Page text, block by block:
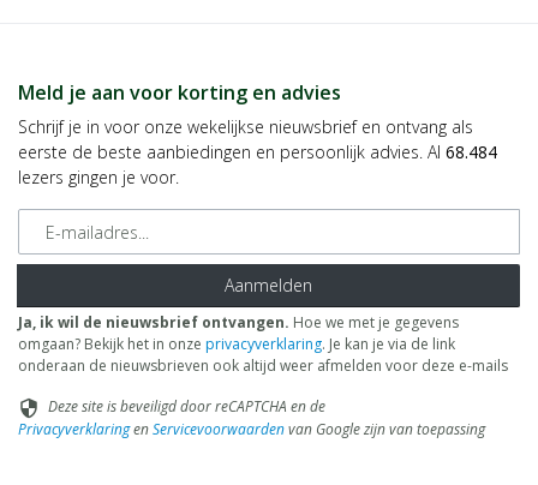
Meld je aan voor korting en advies
Schrijf je in voor onze wekelijkse nieuwsbrief en ontvang als
eerste de beste aanbiedingen en persoonlijk advies. Al 68.484
lezers gingen je voor.
E-mailadres
Aanmelden
Ja, ik wil de nieuwsbrief ontvangen. Hoe we met je gegevens
omgaan? Bekijk het in onze privacyverklaring. Je kan je via de link
onderaan de nieuwsbrieven ook altijd weer afmelden voor deze e-mails
security Deze site is beveiligd door reCAPTCHA en de
PrivacyverklaringenServicevoorwaardenvan Google zijn van toepassing